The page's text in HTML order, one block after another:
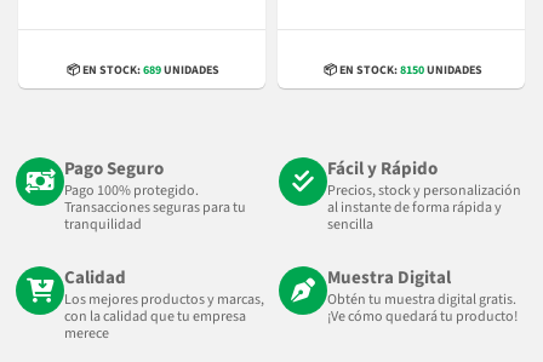
📦 EN STOCK:689UNIDADES 📦 EN STOCK:8150UNIDADES
Pago Seguro
Pago 100% protegido.
Transacciones seguras para tu
tranquilidad
Fácil y Rápido
Precios, stock y personalización
al instante de forma rápida y
sencilla
Calidad
Los mejores productos y marcas,
con la calidad que tu empresa
merece
Muestra Digital
Obtén tu muestra digital gratis.
¡Ve cómo quedará tu producto!